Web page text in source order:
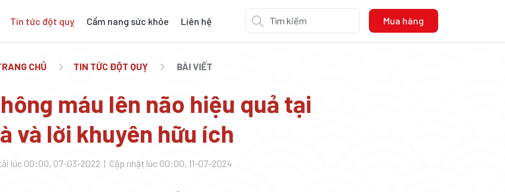
Tin tức đột quỵ Cẩm nang sức khỏe Liên hệ Mua hàng
CHỦ TIN TỨC ĐỘT QUỴ BÀI VIẾT
máu lên não hiệu quả tại
và lời khuyên hữu ích
lúc 00:00, 07-03-2022 | Cập nhật lúc 00:00, 11-07-2024